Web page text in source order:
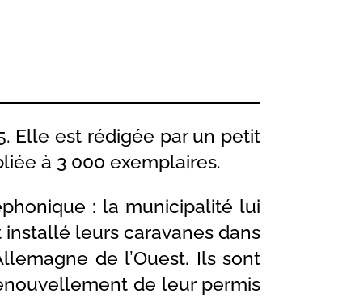
Elle est rédigée par un petit
à 3 000 exemplaires.
: la municipalité lui
leurs caravanes dans
de l’Ouest. Ils sont
de leur permis